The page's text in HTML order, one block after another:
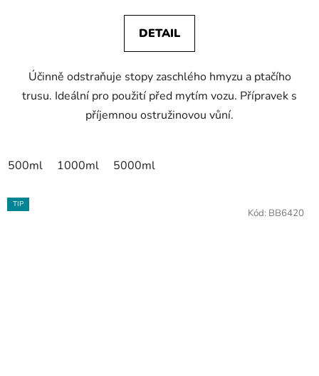
5,0
z
hvězdiček.
DETAIL
Účinně odstraňuje stopy zaschlého hmyzu a ptačího
trusu. Ideální pro použití před mytím vozu. Přípravek s
příjemnou ostružinovou vůní.
500ml 1000ml 5000ml
TIP
Kód: BB6420